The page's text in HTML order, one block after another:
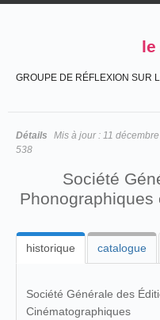
le
GROUPE DE RÉFLEXION SUR
Détails Mis à jour : 11
538
Société
Phonographiques
historique catalogue
Société Générale des
Cinématographiques